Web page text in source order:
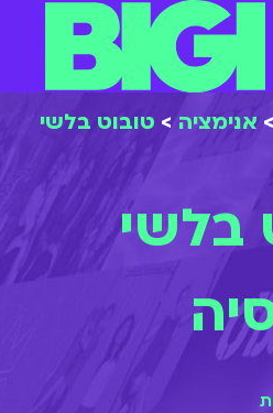
> אנימציה > טובוט בלשי
בלשי